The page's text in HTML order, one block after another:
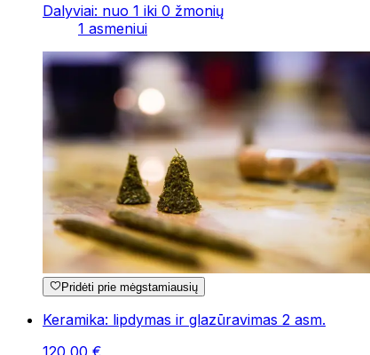
Dalyviai: nuo 1 iki 0 žmonių
1 asmeniui
Pridėti prie mėgstamiausių
Keramika: lipdymas ir glazūravimas 2 asm.